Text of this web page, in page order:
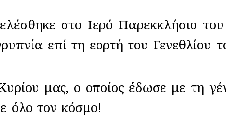
στο Ιερό Παρεκκλήσιο του
επί τη εορτή του Γενεθλίου
μας, ο οποίος έδωσε με τη
όλο τον κόσμο!